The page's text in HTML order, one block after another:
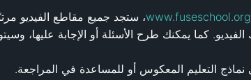
www.fuseschool.org